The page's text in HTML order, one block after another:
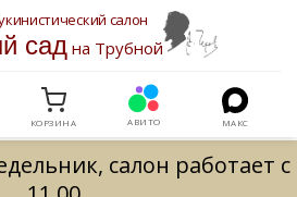
салон
садна Трубной
КОРЗИНА АВИТО МАКС
салон работает с